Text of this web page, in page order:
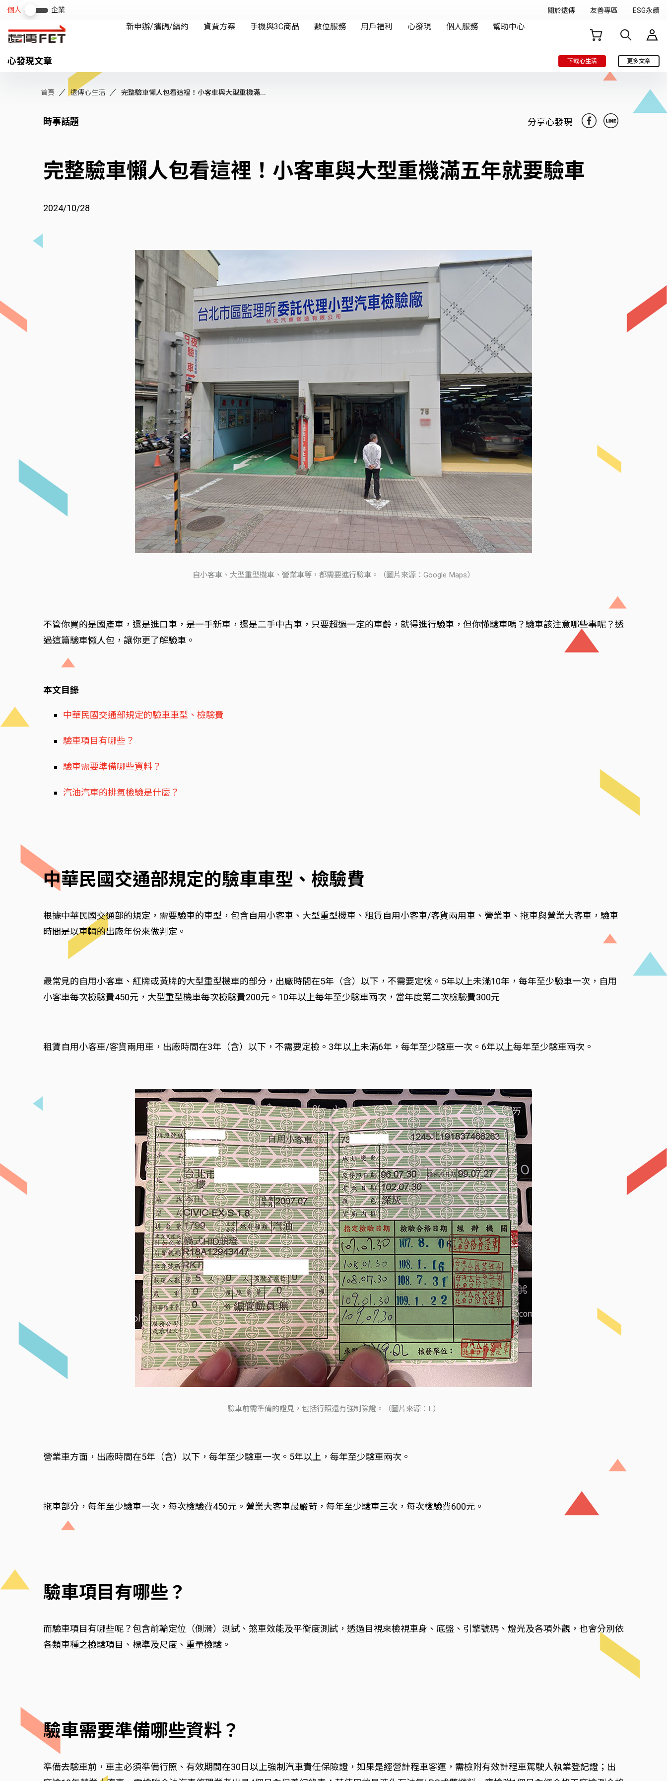
心發現文章 下載心生活 更多文章
首頁 遠傳心生活 完整驗車懶人包看這裡！小客車與大型重機滿...
時事話題 分享心發現
完整驗車懶人包看這裡！小客車與大型重機滿五年就要驗車
2024/10/28
自小客車、大型重型機車、營業車等，都需要進行驗車。（圖片來源：Google Maps）
不管你買的是國產車，還是進口車，是一手新車，還是二手中古車，只要超過一定的車齡，就得進行驗車，但你懂驗車嗎？驗車該注意哪些事呢？透
過這篇驗車懶人包，讓你更了解驗車。
本文目錄
中華民國交通部規定的驗車車型、檢驗費
驗車項目有哪些？
驗車需要準備哪些資料？
汽油汽車的排氣檢驗是什麼？
中華民國交通部規定的驗車車型、檢驗費
根據中華民國交通部的規定，需要驗車的車型，包含自用小客車、大型重型機車、租賃自用小客車/客貨兩用車、營業車、拖車與營業大客車，驗車
時間是以車輛的出廠年份來做判定。
最常見的自用小客車、紅牌或黃牌的大型重型機車的部分，出廠時間在5年（含）以下，不需要定檢。5年以上未滿10年，每年至少驗車一次，自用
小客車每次檢驗費450元，大型重型機車每次檢驗費200元。10年以上每年至少驗車兩次，當年度第二次檢驗費300元
租賃自用小客車/客貨兩用車，出廠時間在3年（含）以下，不需要定檢。3年以上未滿6年，每年至少驗車一次。6年以上每年至少驗車兩次。
驗車前需準備的證見，包括行照還有強制險證。（圖片來源：L）
營業車方面，出廠時間在5年（含）以下，每年至少驗車一次。5年以上，每年至少驗車兩次。
拖車部分，每年至少驗車一次，每次檢驗費450元。營業大客車最嚴苛，每年至少驗車三次，每次檢驗費600元。
驗車項目有哪些？
而驗車項目有哪些呢？包含前輪定位（側滑）測試、煞車效能及平衡度測試，透過目視來檢視車身、底盤、引擎號碼、燈光及各項外觀，也會分別依
各類車種之檢驗項目、標準及尺度、重量檢驗。
驗車需要準備哪些資料？
準備去驗車前，車主必須準備行照、有效期間在30日以上強制汽車責任保險證，如果是經營計程車客運，需檢附有效計程車駕駛人執業登記證；出